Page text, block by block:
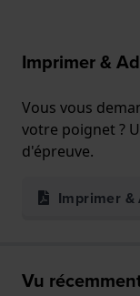
Imprimer &
Vous vous
votre poignet ?
d'épreuve.
Imprimer &
Vu